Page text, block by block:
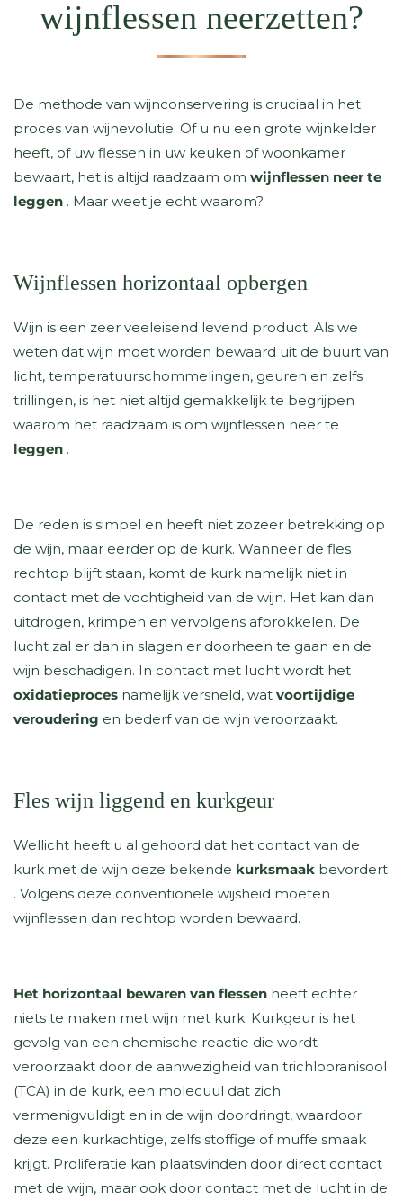
wijnflessen neerzetten?
De methode van wijnconservering is cruciaal in het
proces van wijnevolutie. Of u nu een grote wijnkelder
heeft, of uw flessen in uw keuken of woonkamer
bewaart, het is altijd raadzaam om wijnflessen neer te
leggen . Maar weet je echt waarom?
Wijnflessen horizontaal opbergen
Wijn is een zeer veeleisend levend product. Als we
weten dat wijn moet worden bewaard uit de buurt van
licht, temperatuurschommelingen, geuren en zelfs
trillingen, is het niet altijd gemakkelijk te begrijpen
waarom het raadzaam is om wijnflessen neer te
leggen .
De reden is simpel en heeft niet zozeer betrekking op
de wijn, maar eerder op de kurk. Wanneer de fles
rechtop blijft staan, komt de kurk namelijk niet in
contact met de vochtigheid van de wijn. Het kan dan
uitdrogen, krimpen en vervolgens afbrokkelen. De
lucht zal er dan in slagen er doorheen te gaan en de
wijn beschadigen. In contact met lucht wordt het
oxidatieproces namelijk versneld, wat voortijdige
veroudering en bederf van de wijn veroorzaakt.
Fles wijn liggend en kurkgeur
Wellicht heeft u al gehoord dat het contact van de
kurk met de wijn deze bekende kurksmaak bevordert
. Volgens deze conventionele wijsheid moeten
wijnflessen dan rechtop worden bewaard.
Het horizontaal bewaren van flessen heeft echter
niets te maken met wijn met kurk. Kurkgeur is het
gevolg van een chemische reactie die wordt
veroorzaakt door de aanwezigheid van trichlooranisool
(TCA) in de kurk, een molecuul dat zich
vermenigvuldigt en in de wijn doordringt, waardoor
deze een kurkachtige, zelfs stoffige of muffe smaak
krijgt. Proliferatie kan plaatsvinden door direct contact
met de wijn, maar ook door contact met de lucht in de